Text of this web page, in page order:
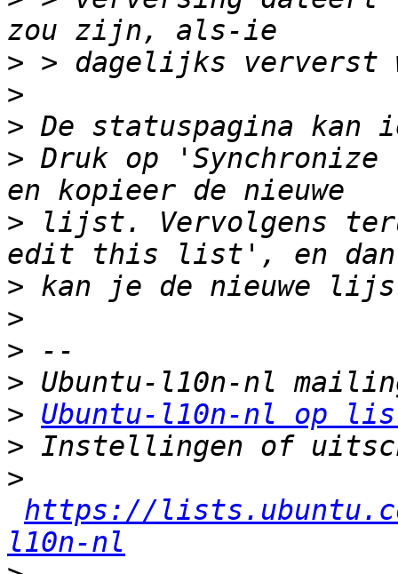
>
>
>
> Druk op
> lijst. Vervolgens
>
>
>
>
> Ubuntu-l10n-nl op
>
>
https://
l10n-nl